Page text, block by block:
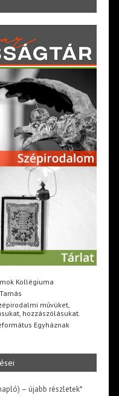
Kollégiuma
művüket,
hozzászólásukat.
Egyháznak
– újabb részletek*